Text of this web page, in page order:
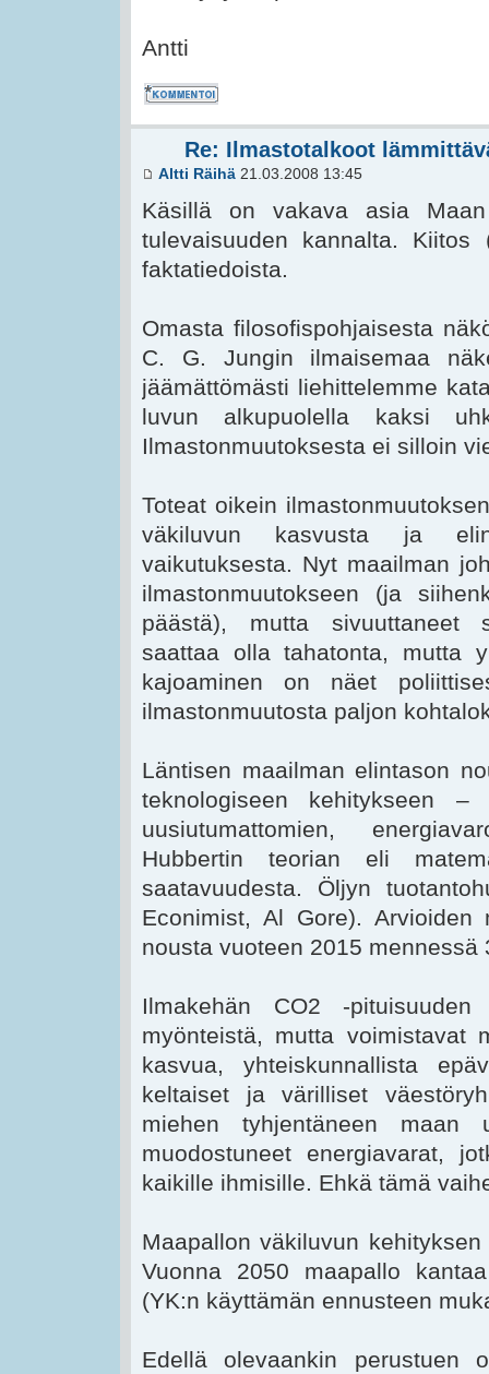
Antti
Kommentoi
Re: Ilmastotalkoot
Altti Räihä 21.03.2008 13:45
Käsillä on vakava asia
tulevaisuuden kannalta.
faktatiedoista.
Omasta filosofispohjaisesta
C. G. Jungin ilmaisemaa
jäämättömästi liehittelemme
luvun alkupuolella kaksi
Ilmastonmuutoksesta ei silloin
Toteat oikein
väkiluvun kasvusta ja
vaikutuksesta. Nyt maailman
ilmastonmuutokseen (ja
päästä), mutta sivuuttaneet
saattaa olla tahatonta, mutta
kajoaminen on näet
ilmastonmuutosta paljon
Läntisen maailman elintason
teknologiseen kehitykseen
uusiutumattomien,
Hubbertin teorian eli
saatavuudesta. Öljyn
Econimist, Al Gore).
nousta vuoteen 2015 mennessä
Ilmakehän CO2 -
myönteistä, mutta voimistavat
kasvua, yhteiskunnallista
keltaiset ja värilliset
miehen tyhjentäneen maan
muodostuneet energiavarat,
kaikille ihmisille. Ehkä tämä
Maapallon väkiluvun
Vuonna 2050 maapallo
(YK:n käyttämän ennusteen
Edellä olevaankin perustuen